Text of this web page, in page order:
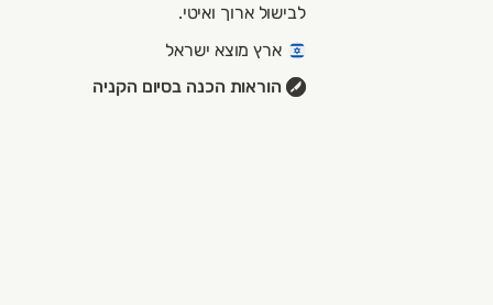
לבישול ארוך ואיטי.
ארץ מוצא ישראל
הוראות הכנה בסיום הקניה